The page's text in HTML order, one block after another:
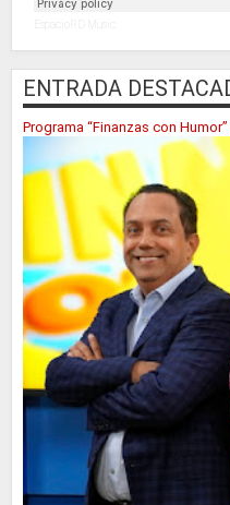
ENTRADA
Programa “Finanzas con